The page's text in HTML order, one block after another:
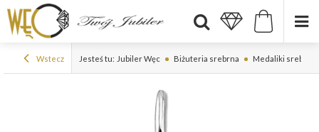
Wstecz Jesteś tu: Jubiler Węc Biżuteria srebrna Medaliki srebrne